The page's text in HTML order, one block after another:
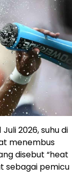
2026, suhu di
menembus
disebut “heat
sebagai pemicu